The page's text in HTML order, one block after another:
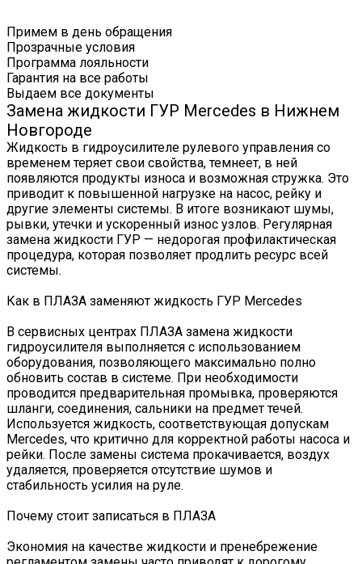
Примем в день обращения
Прозрачные условия
Программа лояльности
Гарантия на все работы
Выдаем все документы
Замена жидкости ГУР Mercedes в Нижнем
Новгороде
Жидкость в гидроусилителе рулевого управления со
временем теряет свои свойства, темнеет, в ней
появляются продукты износа и возможная стружка. Это
приводит к повышенной нагрузке на насос, рейку и
другие элементы системы. В итоге возникают шумы,
рывки, утечки и ускоренный износ узлов. Регулярная
замена жидкости ГУР — недорогая профилактическая
процедура, которая позволяет продлить ресурс всей
системы.
Как в ПЛАЗА заменяют жидкость ГУР Mercedes
В сервисных центрах ПЛАЗА замена жидкости
гидроусилителя выполняется с использованием
оборудования, позволяющего максимально полно
обновить состав в системе. При необходимости
проводится предварительная промывка, проверяются
шланги, соединения, сальники на предмет течей.
Используется жидкость, соответствующая допускам
Mercedes, что критично для корректной работы насоса и
рейки. После замены система прокачивается, воздух
удаляется, проверяется отсутствие шумов и
стабильность усилия на руле.
Почему стоит записаться в ПЛАЗА
Экономия на качестве жидкости и пренебрежение